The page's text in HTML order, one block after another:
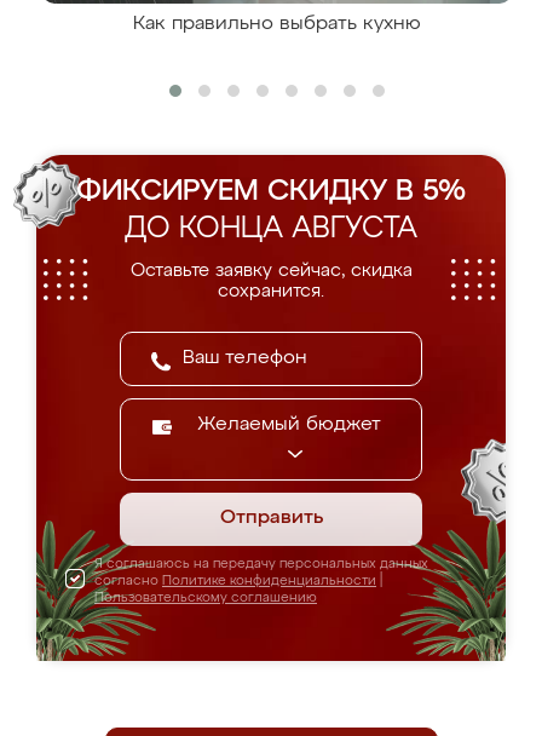
Как правильно выбрать кухню
ФИКСИРУЕМ СКИДКУ В 5%
ДО КОНЦА АВГУСТА
Оставьте заявку сейчас, скидка
сохранится.
Желаемый бюджет
Отправить
Я соглашаюсь на передачу персональных данных
согласно Политике конфиденциальности
Пользовательскому соглашению